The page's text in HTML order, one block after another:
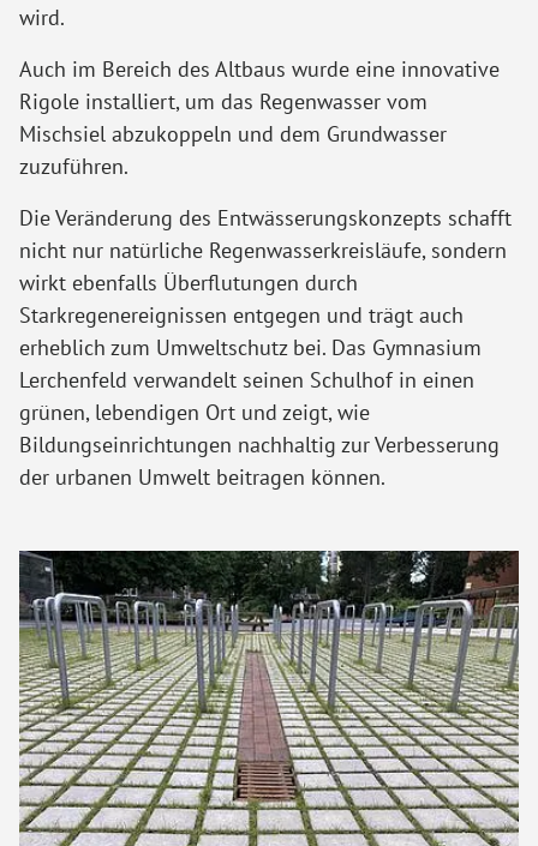
wird.
Auch im Bereich des Altbaus wurde eine innovative
Rigole installiert, um das Regenwasser vom
Mischsiel abzukoppeln und dem Grundwasser
zuzuführen.
Die Veränderung des Entwässerungskonzepts schafft
nicht nur natürliche Regenwasserkreisläufe, sondern
wirkt ebenfalls Überflutungen durch
Starkregenereignissen entgegen und trägt auch
erheblich zum Umweltschutz bei. Das Gymnasium
Lerchenfeld verwandelt seinen Schulhof in einen
grünen, lebendigen Ort und zeigt, wie
Bildungseinrichtungen nachhaltig zur Verbesserung
der urbanen Umwelt beitragen können.